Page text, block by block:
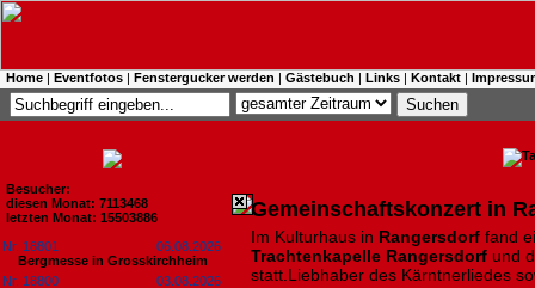
Home | Eventfotos | Fenstergucker werden | Gästebuch | Links | Kontakt |
Besucher:
diesen Monat: 7113468
letzten Monat: 15503886
Nr. 18801
06.08.2026
Bergmesse in Grosskirchheim
Nr. 18800
03.08.2026
Gemeinschaftskonzert in
Im Kulturhaus in Rangersdorf fand
Trachtenkapelle Rangersdorf und
statt.Liebhaber des Kärntnerliedes